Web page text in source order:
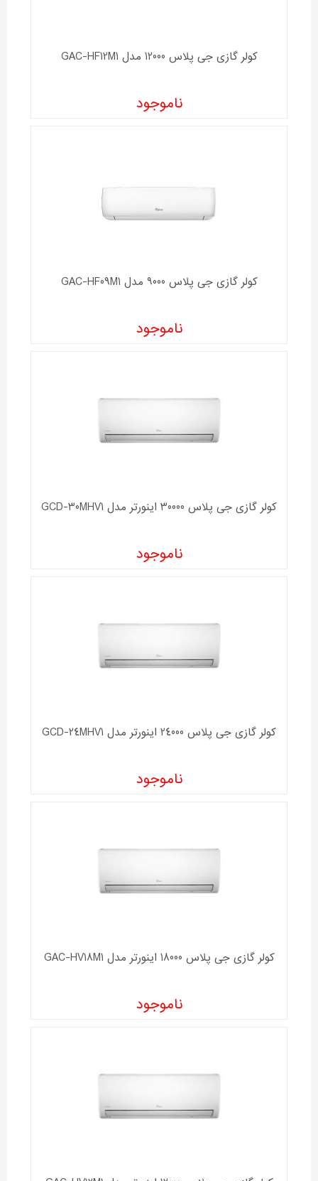
کولر گازی جی پلاس 12000 مدل GAC-HF12M1
ناموجود
کولر گازی جی پلاس 9000 مدل GAC-HF09M1
ناموجود
کولر گازی جی پلاس 30000 اینورتر مدل GCD-30MHV1
ناموجود
کولر گازی جی پلاس 24000 اینورتر مدل GCD-24MHV1
ناموجود
کولر گازی جی پلاس 18000 اینورتر مدل GAC-HV18M1
ناموجود